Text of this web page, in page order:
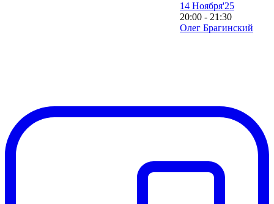
14 Ноября'25
20:00 - 21:30
Олег Брагинский